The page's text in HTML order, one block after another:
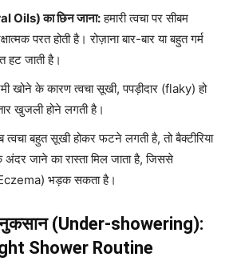
Oils) का छिन जाना:हमारी त्वचा पर सीबम
परत होती है। रोज़ाना बार-बार या बहुत गर्म
हट जाती है।
खोने के कारण त्वचा सूखी, पपड़ीदार (flaky) हो
खुजली होने लगती है।
त्वचा बहुत सूखी होकर फटने लगती है, तो बैक्टीरिया
जाने का रास्ता मिल जाता है, जिससे
भड़क सकता है।
(Under-showering):
Shower Routine